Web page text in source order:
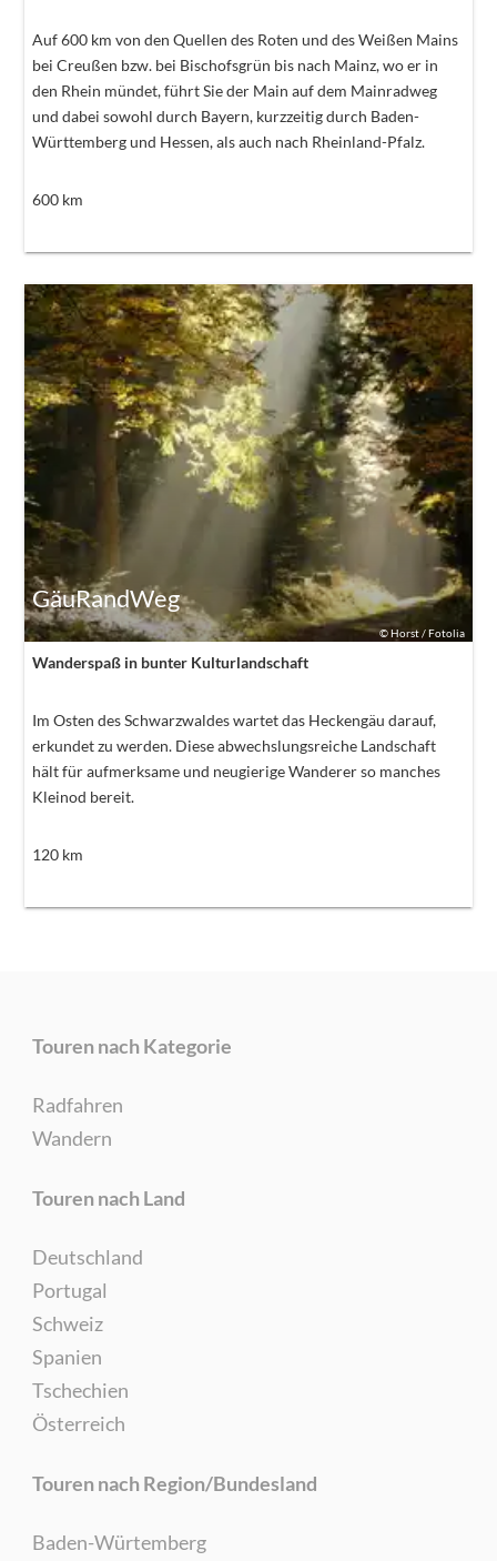
Auf 600 km von den Quellen des Roten und des Weißen Mains
bei Creußen bzw. bei Bischofsgrün bis nach Mainz, wo er in
den Rhein mündet, führt Sie der Main auf dem Mainradweg
und dabei sowohl durch Bayern, kurzzeitig durch Baden-
Württemberg und Hessen, als auch nach Rheinland-Pfalz.
600km
©Horst / Fotolia
GäuRandWeg
Wanderspaß in bunter Kulturlandschaft
Im Osten des Schwarzwaldes wartet das Heckengäu darauf,
erkundet zu werden. Diese abwechslungsreiche Landschaft
hält für aufmerksame und neugierige Wanderer so manches
Kleinod bereit.
120km
Touren nach Kategorie
Radfahren
Wandern
Touren nach Land
Deutschland
Portugal
Schweiz
Spanien
Tschechien
Österreich
Touren nach Region/Bundesland
Baden-Würtemberg